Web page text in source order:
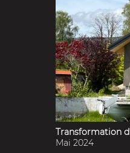
Transformation
Mai 2024